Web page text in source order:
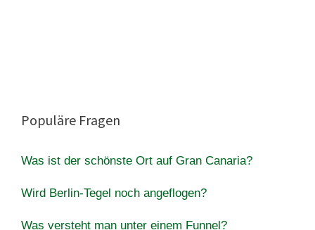
Populäre Fragen
Was ist der schönste Ort auf Gran Canaria?
Wird Berlin-Tegel noch angeflogen?
Was versteht man unter einem Funnel?